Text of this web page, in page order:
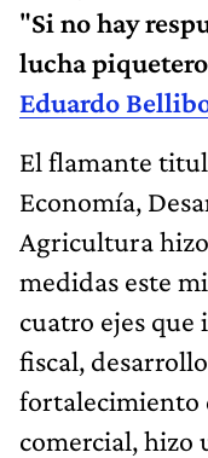
"Si no hay
lucha piquetero
Eduardo
El flamante
Economía,
Agricultura
medidas este
cuatro ejes
fiscal,
fortalecimiento
comercial, hizo